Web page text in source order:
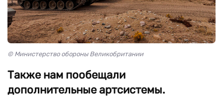
© Министерство обороны Великобритании
Также нам пообещали
дополнительные артсистемы.